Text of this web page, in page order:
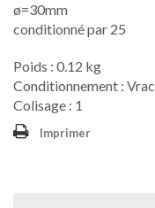
­ø=30mm
conditionné par 25
Poids : 0.12 kg
Conditionnement : Vrac
Colisage : 1
Imprimer